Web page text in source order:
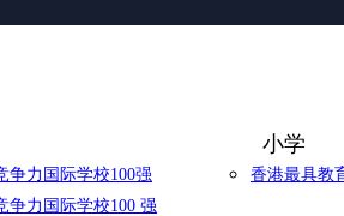
争力国际学校100强
争力国际学校100 强
小学
香港最具教